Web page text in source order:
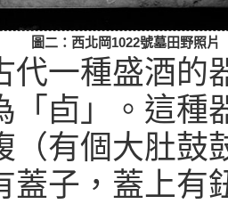
圖二：西北岡1022號墓田野照片
代一種盛酒
「卣」。這種
（有個大肚鼓
蓋子，蓋上有